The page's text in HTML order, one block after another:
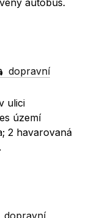
autobus.
dopravní
ulici
území
2 havarovaná
dopravní